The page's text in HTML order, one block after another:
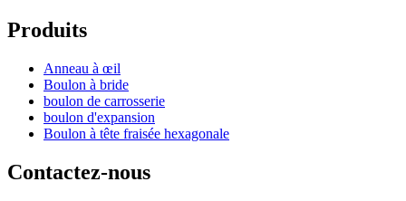
Produits
Anneau à œil
Boulon à bride
boulon de carrosserie
boulon d'expansion
Boulon à tête fraisée hexagonale
Contactez-nous